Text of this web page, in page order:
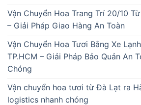
Vận Chuyển Hoa Trang Trí 20/10
– Giải Pháp Giao Hàng An Toàn
Vận Chuyển Hoa Tươi Bằng Xe
TP.HCM – Giải Pháp Bảo Quản An
Chóng
Vận chuyển hoa tươi từ Đà Lạt ra
logistics nhanh chóng